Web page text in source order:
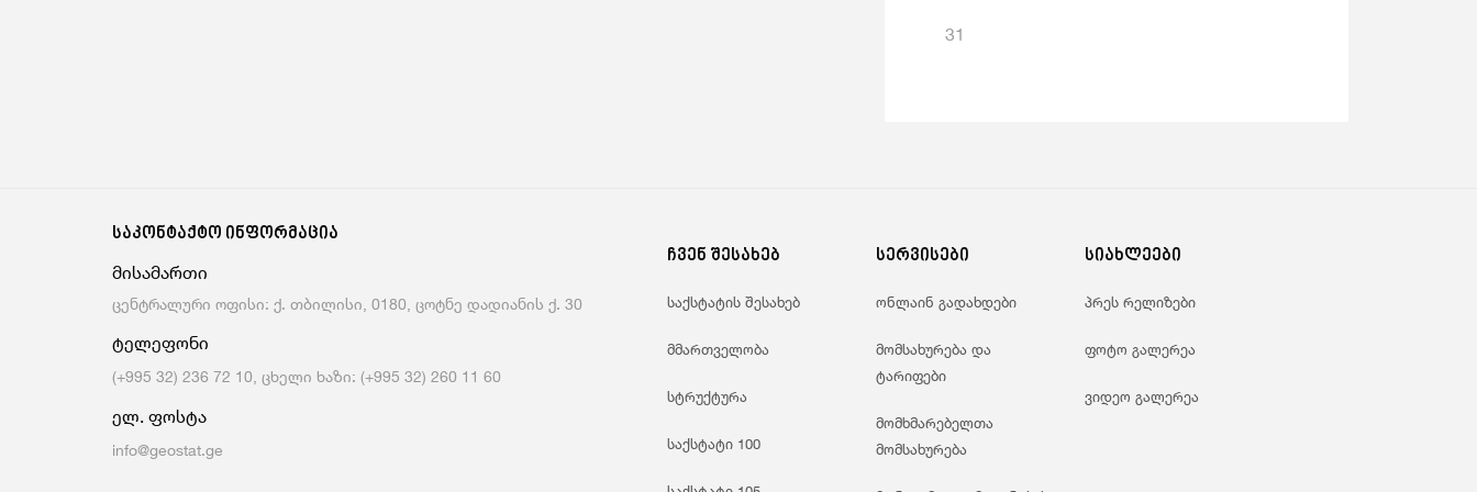
31
საკონტაქტო ინფორმაცია
მისამართი
ცენტრალური ოფისი: ქ. თბილისი, 0180, ცოტნე დადიანის ქ. 30
ტელეფონი
(+995 32) 236 72 10, ცხელი ხაზი: (+995 32) 260 11 60
ელ. ფოსტა
info@geostat.ge
ჩვენ შესახებ
საქსტატის შესახებ
მმართველობა
სტრუქტურა
საქსტატი 100
სერვისები
ონლაინ გადახდები
მომსახურება და
ტარიფები
მომხმარებელთა
მომსახურება
სიახლეები
პრეს რელიზები
ფოტო გალერეა
ვიდეო გალერეა